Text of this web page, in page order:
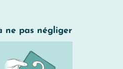
ne pas négliger